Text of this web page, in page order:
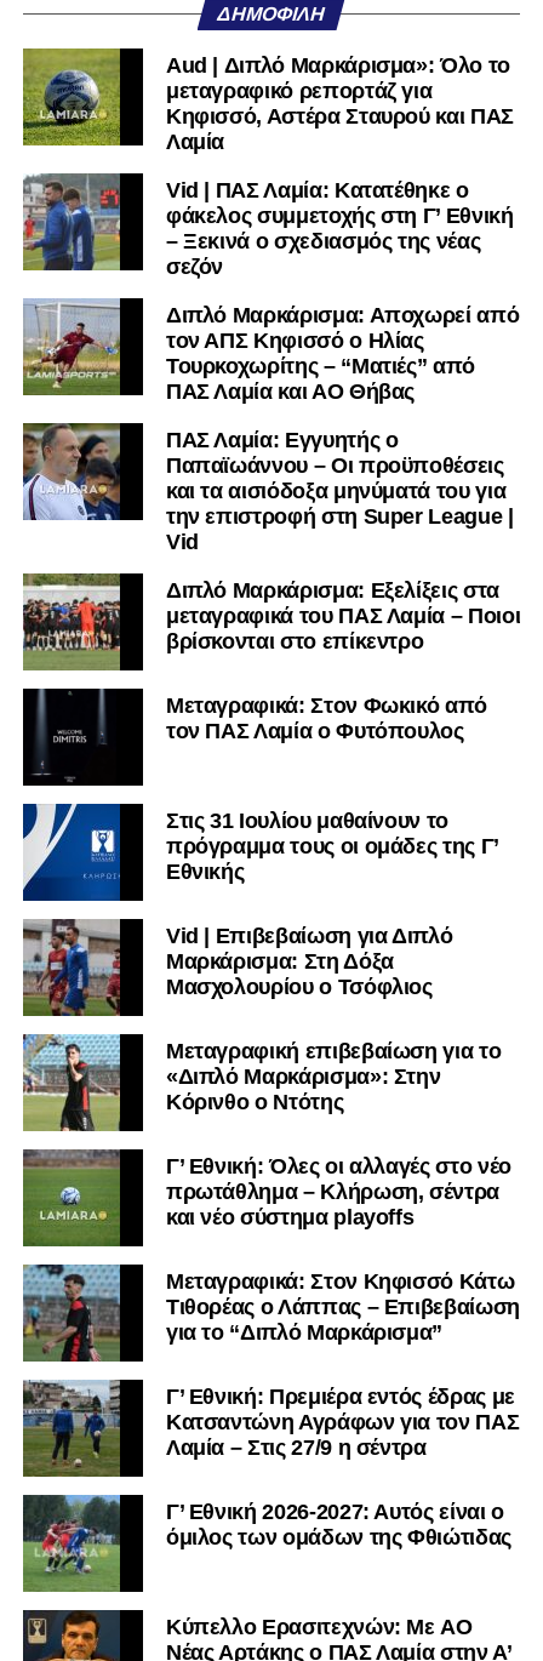
πολύ μικρή.
Ακολουθήστε το lamiara.grστοGoogle Newsγια να
μαθαίνετε πρώτοι τα κυανόλευκα νέα στην Ελλάδα και τον
υπόλοιπο κόσμο. Ακολουθήστε το lamiara.gr στο
μαθαίνετε σε χρόνο dt όλα τα νέα.
ΔΗΜΟΦΙΛΉ
Aud | Διπλό Μαρκάρισμα»: Όλο το
μεταγραφικό ρεπορτάζ για
Κηφισσό, Αστέρα Σταυρού και ΠΑΣ
Λαμία
Vid | ΠΑΣ Λαμία: Κατατέθηκε ο
φάκελος συμμετοχής στη Γ’ Εθνική
– Ξεκινά ο σχεδιασμός της νέας
σεζόν
Διπλό Μαρκάρισμα: Αποχωρεί από
τον ΑΠΣ Κηφισσό ο Ηλίας
Τουρκοχωρίτης – “Ματιές” από
ΠΑΣ Λαμία και ΑΟ Θήβας
ΠΑΣ Λαμία: Εγγυητής ο
Παπαϊωάννου – Οι προϋποθέσεις
και τα αισιόδοξα μηνύματά του για
την επιστροφή στη Super League |
Vid
Διπλό Μαρκάρισμα: Εξελίξεις στα
μεταγραφικά του ΠΑΣ Λαμία – Ποιοι
βρίσκονται στο επίκεντρο
Μεταγραφικά: Στον Φωκικό από
τον ΠΑΣ Λαμία ο Φυτόπουλος
Στις 31 Ιουλίου μαθαίνουν το
πρόγραμμα τους οι ομάδες της Γ’
Εθνικής
Vid | Επιβεβαίωση για Διπλό
Μαρκάρισμα: Στη Δόξα
Μασχολουρίου ο Τσόφλιος
Μεταγραφική επιβεβαίωση για το
«Διπλό Μαρκάρισμα»: Στην
Κόρινθο ο Ντότης
Γ’ Εθνική: Όλες οι αλλαγές στο νέο
πρωτάθλημα – Κλήρωση, σέντρα
και νέο σύστημα playoffs
Μεταγραφικά: Στον Κηφισσό Κάτω
Τιθορέας ο Λάππας – Επιβεβαίωση
για το “Διπλό Μαρκάρισμα”
Γ’ Εθνική: Πρεμιέρα εντός έδρας με
Κατσαντώνη Αγράφων για τον ΠΑΣ
Λαμία – Στις 27/9 η σέντρα
Γ’ Εθνική 2026-2027: Αυτός είναι ο
όμιλος των ομάδων της Φθιώτιδας
Kύπελλο Ερασιτεχνών: Με AO
Nέας Αρτάκης ο ΠΑΣ Λαμία στην Α’